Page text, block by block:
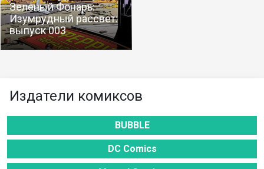
Зеленый Фонарь:
Изумрудный рассвет:
выпуск 003
Издатели комиксов
BUBBLE
DC Comics